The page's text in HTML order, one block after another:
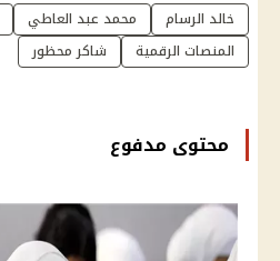
خالد الرسام محمد عبد العاطي
المنصات الرقمية
شاكر محظور
محتوى مدفوع